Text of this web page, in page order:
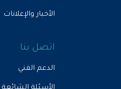
الأخبار والإعلانات
اتصل بنا
الدعم الفني